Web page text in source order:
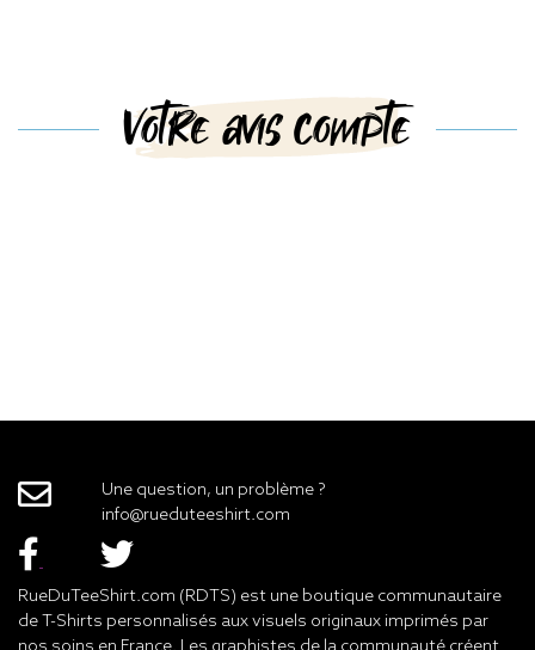
Votre avis compte
Une question, un problème ?
info@rueduteeshirt.com
RueDuTeeShirt.com (RDTS) est une boutique communautaire
de T-Shirts personnalisés aux visuels originaux imprimés par